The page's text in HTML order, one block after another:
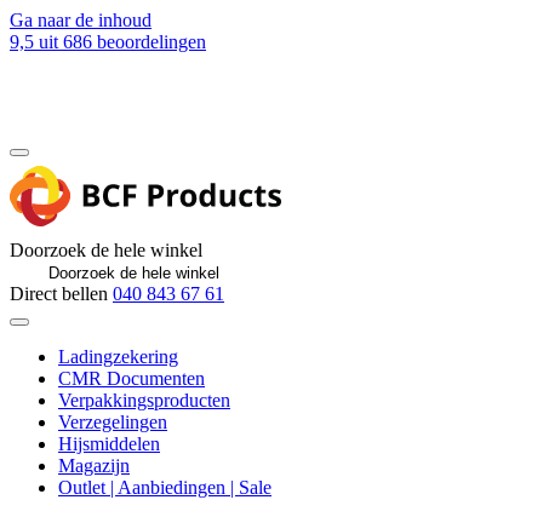
Ga naar de inhoud
9,5 uit 686 beoordelingen
Doorzoek de hele winkel
Direct bellen 040 843 67 61
Ladingzekering
CMR Documenten
Verpakkingsproducten
Verzegelingen
Hijsmiddelen
Magazijn
Outlet | Aanbiedingen | Sale